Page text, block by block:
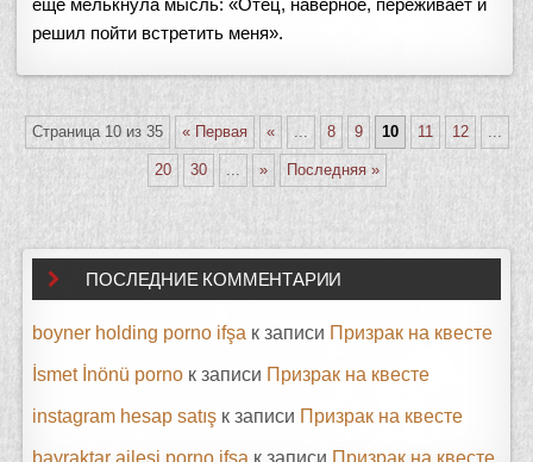
еще мелькнула мысль: «Отец, наверное, переживает и
решил пойти встретить меня».
Страница 10 из 35 « Первая « ... 8 9 10 11 12 ...
20 30 ... » Последняя »
ПОСЛЕДНИЕ КОММЕНТАРИИ
boyner holding porno ifşa к записи Призрак на квесте
İsmet İnönü porno к записи Призрак на квесте
instagram hesap satış к записи Призрак на квесте